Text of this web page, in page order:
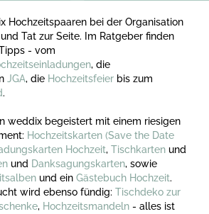
Hochzeitspaaren bei der Organisation
Tat zur Seite. Im Ratgeber finden
- vom
, die
JGA, die Hochzeitsfeier bis zum
.
weddix begeistert mit einem riesigen
Hochzeitskarten (Save the Date
Hochzeit, Tischkarten und
und Danksagungskarten, sowie
und ein Gästebuch Hochzeit.
wird ebenso fündig: Tischdeko zur
, Hochzeitsmandeln - alles ist